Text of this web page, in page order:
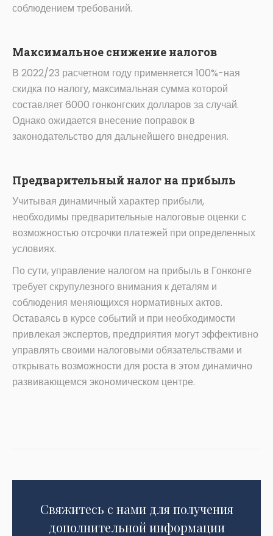
соблюдением требований.
Максимальное снижение налогов
В 2022/23 расчетном году применяется 100%-ная
скидка по налогу, максимальная сумма которой
составляет 6000 гонконгских долларов за случай.
Однако ожидается внесение поправок в
законодательство для дальнейшего внедрения.
Предварительный налог на прибыль
Учитывая динамичный характер прибыли,
необходимы предварительные налоговые оценки с
возможностью отсрочки платежей при определенных
условиях.
По сути, управление налогом на прибыль в Гонконге
требует скрупулезного внимания к деталям и
соблюдения меняющихся нормативных актов.
Оставаясь в курсе событий и при необходимости
привлекая экспертов, предприятия могут эффективно
управлять своими налоговыми обязательствами и
открывать возможности для роста в этом динамично
развивающемся экономическом центре.
Свяжитесь с нами для получения
дополнительной информации